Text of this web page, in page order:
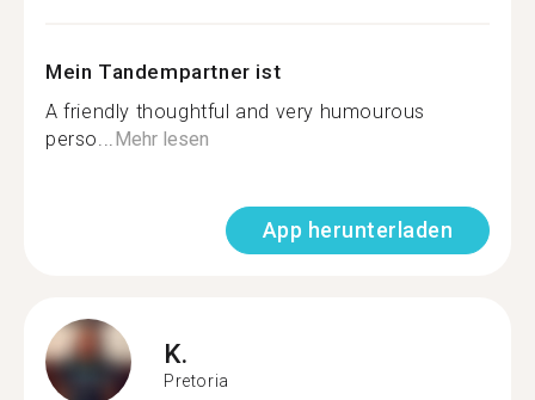
Mein Tandempartner ist
A friendly thoughtful and very humourous
perso...Mehr lesen
App herunterladen
K.
Pretoria